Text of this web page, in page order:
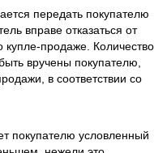
передать покупателю
вправе отказаться от
купле-продаже. Количество
вручены покупателю,
в соответствии со
покупателю условленный